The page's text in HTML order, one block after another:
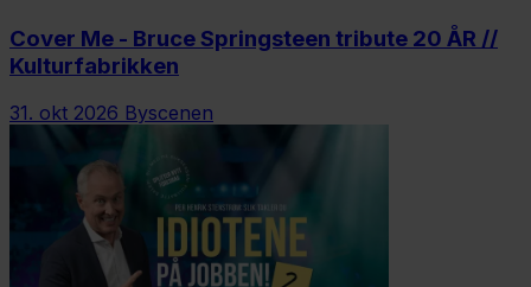
Cover Me - Bruce Springsteen tribute 20 ÅR //
Kulturfabrikken
31. okt 2026 Byscenen